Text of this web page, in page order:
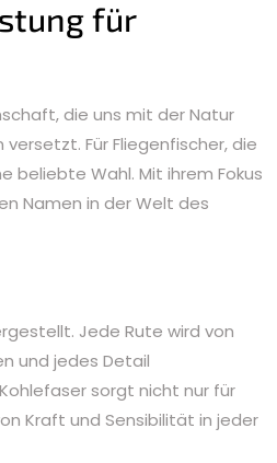
für
die uns mit der Natur
Für Fliegenfischer, die
beliebte Wahl. Mit ihrem Fokus
Namen in der Welt des
Jede Rute wird von
und jedes Detail
sorgt nicht nur für
Kraft und Sensibilität in jeder